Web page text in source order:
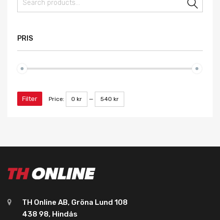
PRIS
Filter Price: 0 kr — 540 kr
TH Online AB, Gröna Lund 108
438 98, Hindås